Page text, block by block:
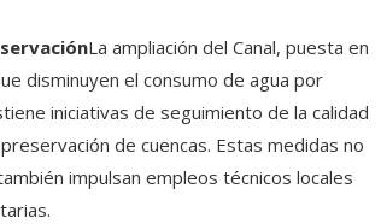
La ampliación del Canal, puesta en
disminuyen el consumo de agua por
iniciativas de seguimiento de la calidad
de cuencas. Estas medidas no
impulsan empleos técnicos locales